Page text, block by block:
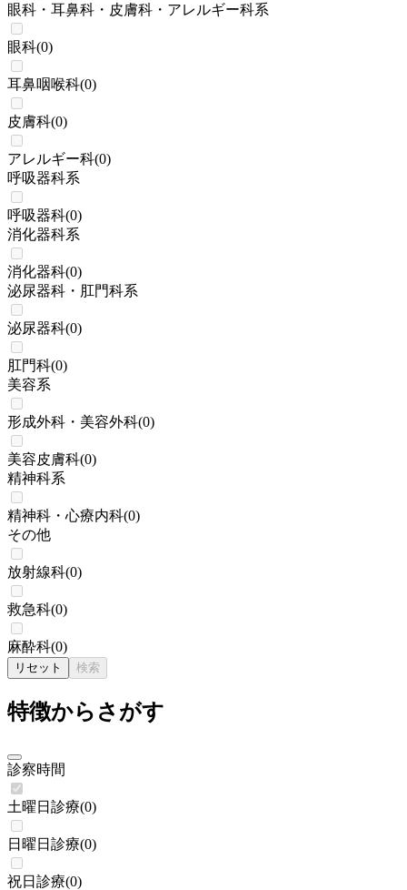
眼科・耳鼻科・皮膚科・アレルギー科系
眼科(0)
耳鼻咽喉科(0)
皮膚科(0)
アレルギー科(0)
呼吸器科系
呼吸器科(0)
消化器科系
消化器科(0)
泌尿器科・肛門科系
泌尿器科(0)
肛門科(0)
美容系
形成外科・美容外科(0)
美容皮膚科(0)
精神科系
精神科・心療内科(0)
その他
放射線科(0)
救急科(0)
麻酔科(0)
リセット 検索
特徴からさがす
診察時間
土曜日診療(0)
日曜日診療(0)
祝日診療(0)